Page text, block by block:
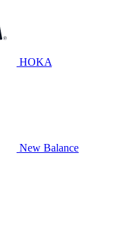
HOKA
New Balance